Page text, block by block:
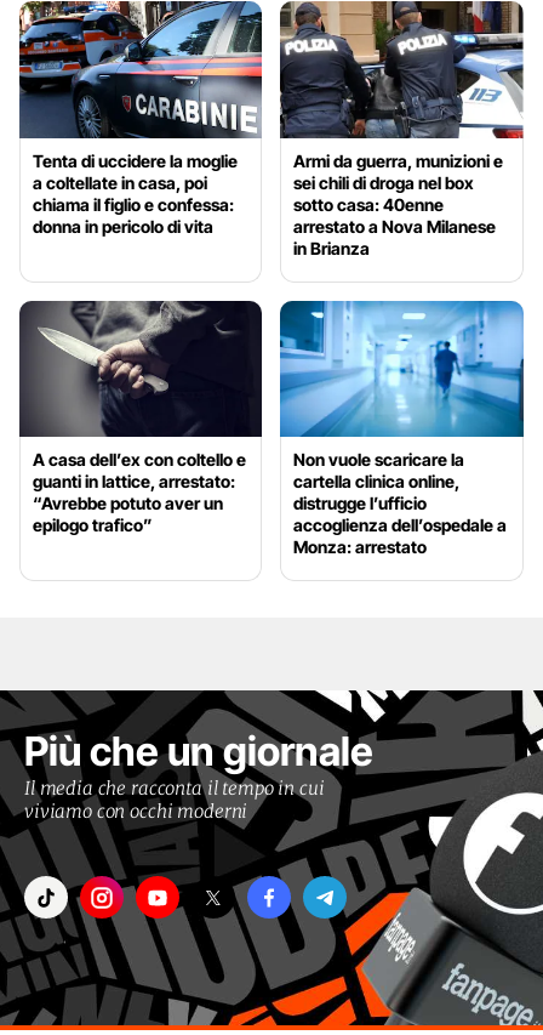
Tenta di uccidere la moglie
a coltellate in casa, poi
chiama il figlio e confessa:
donna in pericolo di vita
Armi da guerra, munizioni e
sei chili di droga nel box
sotto casa: 40enne
arrestato a Nova Milanese
in Brianza
A casa dell’ex con coltello e
guanti in lattice, arrestato:
“Avrebbe potuto aver un
epilogo trafico”
Non vuole scaricare la
cartella clinica online,
distrugge l’ufficio
accoglienza dell’ospedale a
Monza: arrestato
Più che un giornale
Il media che racconta il tempo in cui
viviamo con occhi moderni